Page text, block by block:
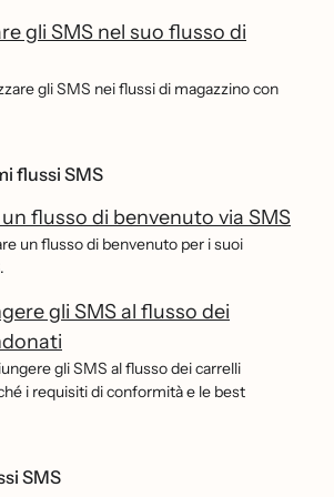
gli SMS nel suo flusso di
gli SMS nei flussi di magazzino con
flussi SMS
flusso di benvenuto via SMS
un flusso di benvenuto per i suoi
gli SMS al flusso dei
gli SMS al flusso dei carrelli
i requisiti di conformità e le best
SMS